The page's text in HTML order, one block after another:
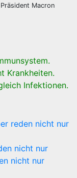
Macron
Krankheiten.
Infektionen.
reden nicht nur
nicht nur
nicht nur